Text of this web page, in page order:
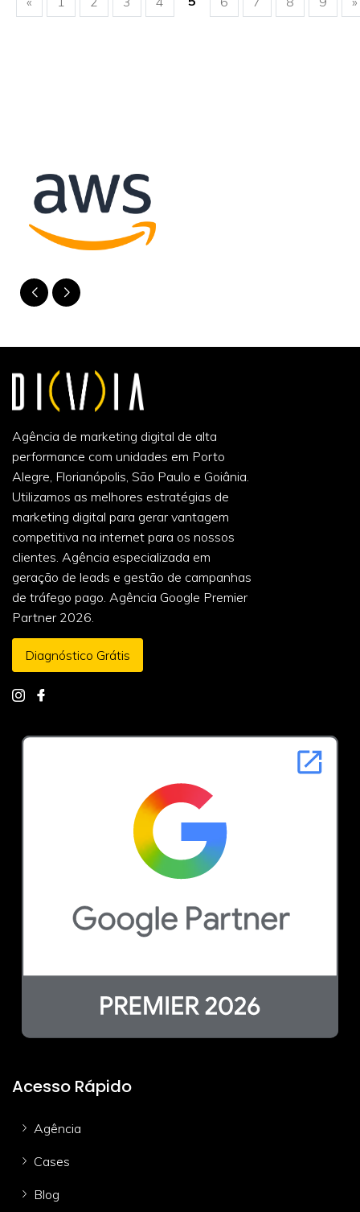
Agência de marketing digital de alta
performance com unidades em Porto
Alegre, Florianópolis, São Paulo e Goiânia.
Utilizamos as melhores estratégias de
marketing digital para gerar vantagem
competitiva na internet para os nossos
clientes. Agência especializada em
geração de leads e gestão de campanhas
de tráfego pago. Agência Google Premier
Partner 2026.
Diagnóstico Grátis
Acesso Rápido
Agência
Cases
Blog